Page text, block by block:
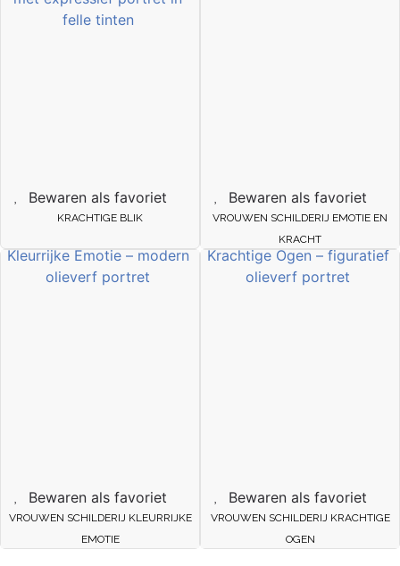
Bewaren als favoriet
KRACHTIGE BLIK
Bewaren als favoriet
VROUWEN SCHILDERIJ EMOTIE EN
KRACHT
Bewaren als favoriet
VROUWEN SCHILDERIJ KLEURRIJKE
EMOTIE
Bewaren als favoriet
VROUWEN SCHILDERIJ KRACHTIGE
OGEN